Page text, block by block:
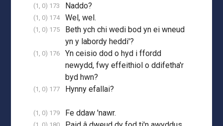
(1, 0) 173 Naddo?
(1, 0) 174 Wel, wel.
(1, 0) 175
Beth ych chi wedi bod yn ei wneud
yn y labordy heddi'?
(1, 0) 176
Yn ceisio dod o hyd i ffordd
newydd, fwy effeithiol o ddifetha'r
byd hwn?
(1, 0) 177 Hynny efallai?
(1, 0) 179 Fe ddaw 'nawr.